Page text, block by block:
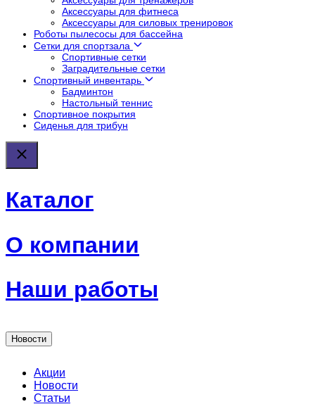
Аксессуары для фитнеса
Аксессуары для силовых тренировок
Роботы пылесосы для бассейна
Сетки для спортзала
Спортивные сетки
Заградительные сетки
Спортивный инвентарь
Бадминтон
Настольный теннис
Спортивное покрытия
Сиденья для трибун
Каталог
О компании
Наши работы
Новости
Акции
Новости
Статьи